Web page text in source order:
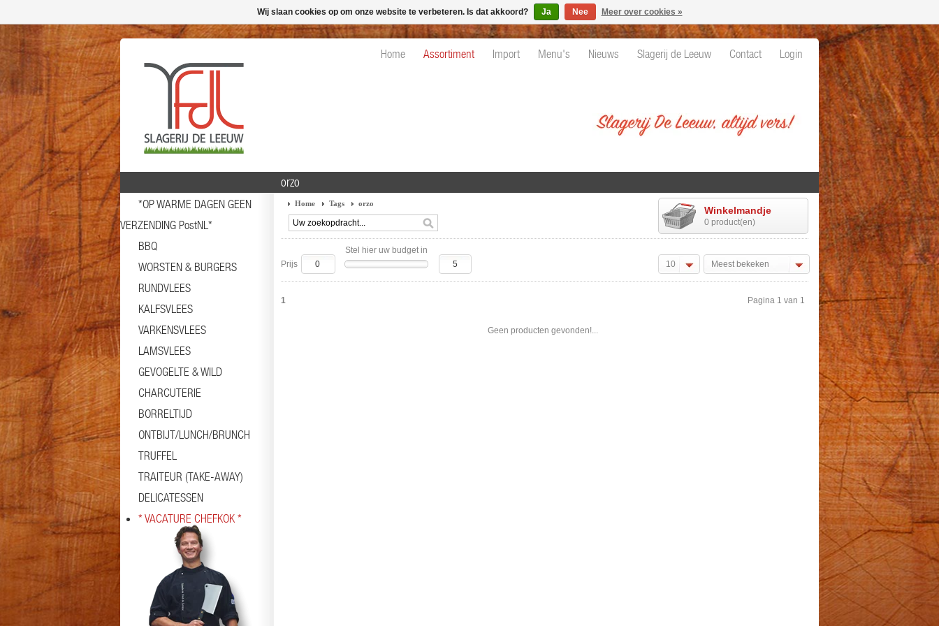
Home Assortiment Import Menu's Nieuws Slagerij de Leeuw Contact Login
*OP WARME DAGEN GEEN
VERZENDING PostNL*
BBQ
WORSTEN & BURGERS
RUNDVLEES
KALFSVLEES
VARKENSVLEES
LAMSVLEES
GEVOGELTE & WILD
CHARCUTERIE
BORRELTIJD
ONTBIJT/LUNCH/BRUNCH
TRUFFEL
TRAITEUR (TAKE-AWAY)
DELICATESSEN
* VACATURE CHEFKOK *
orzo
Home Tags orzo
Winkelmandje
0 product(en)
Stel hier uw budget in
Prijs
10 Meest bekeken
Geen producten gevonden!...
1 Pagina 1 van 1
Wij slaan cookies op om onze website te verbeteren. Is dat akkoord? Ja Nee Meer over cookies »